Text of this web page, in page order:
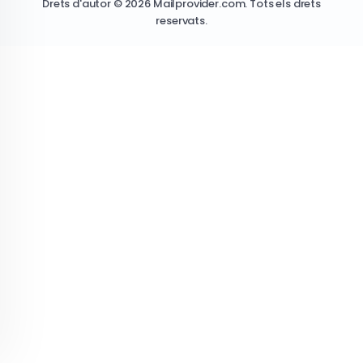
Drets d'autor © 2026 Mailprovider.com. Tots els drets
reservats.